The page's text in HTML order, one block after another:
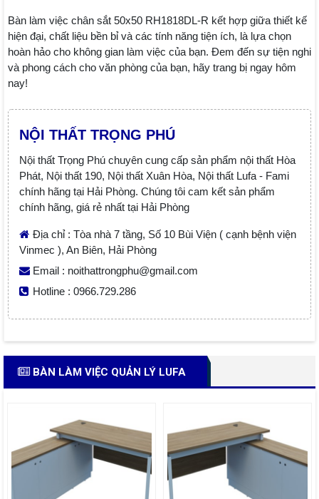
Bàn làm việc chân sắt 50x50 RH1818DL-R kết hợp giữa thiết kế
hiện đại, chất liệu bền bỉ và các tính năng tiện ích, là lựa chọn
hoàn hảo cho không gian làm việc của bạn. Đem đến sự tiện nghi
và phong cách cho văn phòng của bạn, hãy trang bị ngay hôm
nay!
NỘI THẤT TRỌNG PHÚ
Nội thất Trọng Phú chuyên cung cấp sản phẩm nội thất Hòa
Phát, Nội thất 190, Nội thất Xuân Hòa, Nội thất Lufa - Fami
chính hãng tại Hải Phòng. Chúng tôi cam kết sản phẩm
chính hãng, giá rẻ nhất tại Hải Phòng
Địa chỉ : Tòa nhà 7 tầng, Số 10 Bùi Viện ( cạnh bệnh viện
Vinmec ), An Biên, Hải Phòng
Email : noithattrongphu@gmail.com
Hotline : 0966.729.286
BÀN LÀM VIỆC QUẢN LÝ LUFA